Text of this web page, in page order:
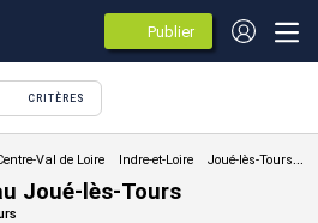
Publier
des
annonces
CRITÈRES
Joué-lès-Tours